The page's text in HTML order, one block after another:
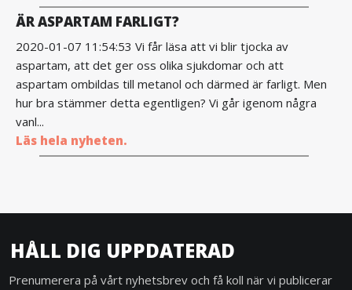
ÄR ASPARTAM FARLIGT?
2020-01-07 11:54:53 Vi får läsa att vi blir tjocka av
aspartam, att det ger oss olika sjukdomar och att
aspartam ombildas till metanol och därmed är farligt. Men
hur bra stämmer detta egentligen? Vi går igenom några
vanl...
Läs hela nyheten.
HÅLL DIG UPPDATERAD
Prenumerera på vårt nyhetsbrev och få koll när vi publicerar